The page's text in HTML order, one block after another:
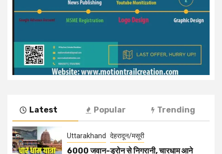
Latest Popular Trending
Uttarakhand देहरादून/मसूरी
6000 जवान-ड्रोन से निगरानी, चारधाम आने